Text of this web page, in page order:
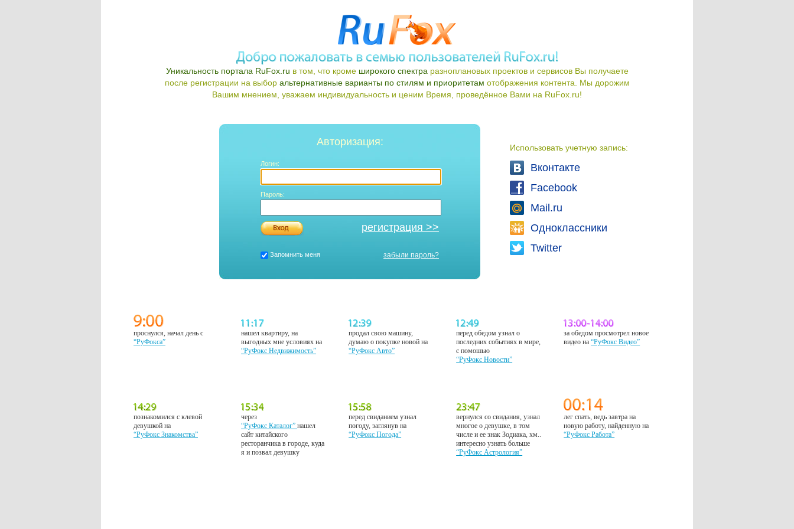
Уникальность портала RuFox.ru в том, что кроме широкого спектра разноплановых проектов и сервисов Вы получаете
после регистрации на выбор альтернативные варианты по стилям и приоритетам отображения контента. Мы дорожим
Вашим мнением, уважаем индивидуальность и ценим Время, проведённое Вами на RuFox.ru!
Использовать учетную запись:
Вконтакте
Facebook
Mail.ru
Одноклассники
Twitter
Авторизация:
Логин:
Пароль:
регистрация >>
Запомнить меня забыли пароль?
проснулся, начал день с
“РуФокса”
нашел квартиру, на
выгодных мне условиях на
“РуФокс Недвижимость”
продал свою машину,
думаю о покупке новой на
“РуФокс Авто”
перед обедом узнал о
последних событиях в мире,
с помошью
“РуФокс Новости”
за обедом просмотрел новое
видео на“РуФокс Видео”
познакомился с клевой
девушкой на
“РуФокс Знакомства”
через
“РуФокс Каталог”нашел
сайт китайского
ресторанчика в городе, куда
я и позвал девушку
перед свиданием узнал
погоду, заглянув на
“РуФокс Погода”
вернулся со свидания, узнал
многое о девушке, в том
числе и ее знак Зодиака, хм..
интересно узнать больше
“РуФокс Астрология”
лег спать, ведь завтра на
новую работу, найденную на
“РуФокс Работа”